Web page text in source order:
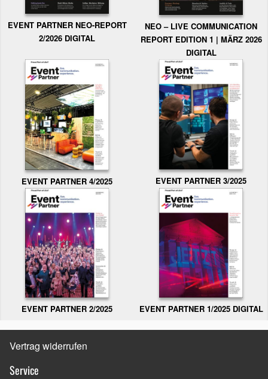
EVENT PARTNER NEO-REPORT
2/2026 DIGITAL
NEO – LIVE COMMUNICATION
REPORT EDITION 1 | MÄRZ 2026
DIGITAL
EVENT PARTNER 4/2025 EVENT PARTNER 3/2025
EVENT PARTNER 2/2025 EVENT PARTNER 1/2025 DIGITAL
Vertrag widerrufen
Service